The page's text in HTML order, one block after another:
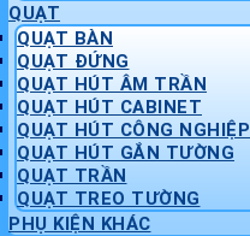
QUẠT
QUẠT BÀN
QUẠT ĐỨNG
QUẠT HÚT ÂM TRẦN
QUẠT HÚT CABINET
QUẠT HÚT CÔNG NGHIỆP
QUẠT HÚT GẮN TƯỜNG
QUẠT TRẦN
QUẠT TREO TƯỜNG
PHỤ KIỆN KHÁC